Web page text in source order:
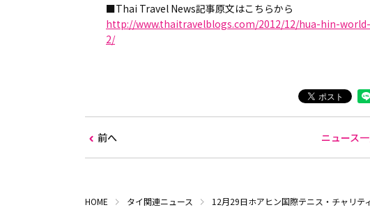
■Thai Travel News記事原文はこちらから
http://www.thaitravelblogs.com/2012/12/hua-hin-
2/
前へ ニュース
HOME タイ関連ニュース 12月29日ホアヒン国際テニス・チャリテ